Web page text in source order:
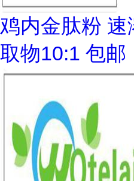
鸡内金肽粉
取物10:1 包邮